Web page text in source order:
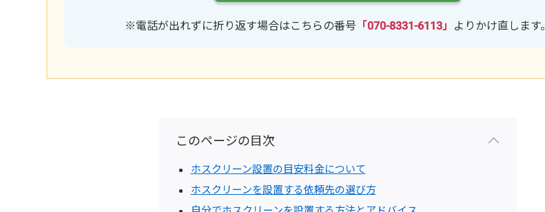
※電話が出れずに折り返す場合はこちらの番号「070-8331-6113」 よりかけ直します。
このページの目次
ホスクリーン設置の目安料金について
ホスクリーンを設置する依頼先の選び方